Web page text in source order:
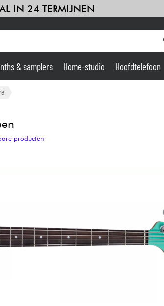
IN 24 TERMIJNEN
Bekijk onze merken
& samplers Home-studio Hoofdtelefoon
producten